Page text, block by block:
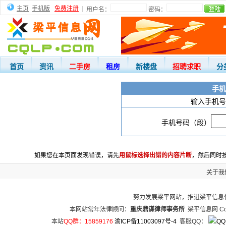
主页 手机版 免费注册 用户名： 密码：
首页 资讯 二手房 租房 新楼盘 招聘求职 分
手
输入手机
手机号码（段）
如果您在本页面发现错误，请先用鼠标选择出错的内容片断，然后同时
关于我
努力发展梁平网站，推进梁平信
本网站常年法律顾问： 重庆鼎谋律师事务所梁平信息网
本站QQ群：15859176 渝ICP备11003097号-4 客服QQ：